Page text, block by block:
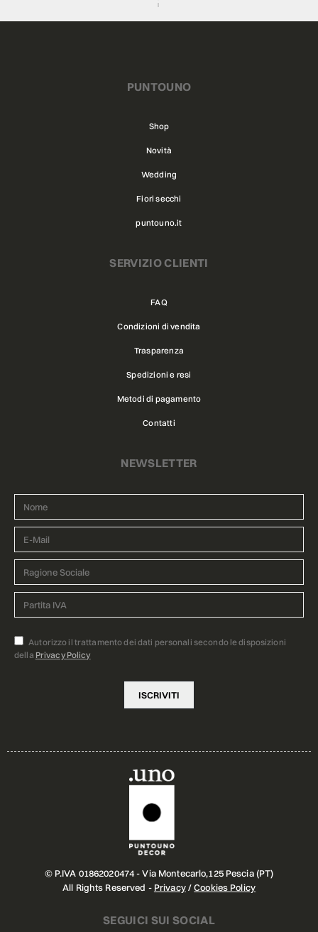
PUNTOUNO
Shop
Novità
Wedding
Fiori secchi
puntouno.it
SERVIZIO CLIENTI
FAQ
Condizioni di vendita
Trasparenza
Spedizioni e resi
Metodi di pagamento
Contatti
NEWSLETTER
Autorizzo il trattamento dei dati personali secondo le disposizioni
della Privacy Policy
© P.IVA 01862020474 - Via Montecarlo,125 Pescia (PT)
All Rights Reserved - Privacy/Cookies Policy
SEGUICI SUI SOCIAL